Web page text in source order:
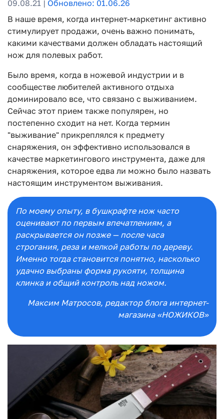
09.08.21 | Обновлено: 01.06.26
В наше время, когда интернет-маркетинг активно
стимулирует продажи, очень важно понимать,
какими качествами должен обладать настоящий
нож для полевых работ.
Было время, когда в ножевой индустрии и в
сообществе любителей активного отдыха
доминировало все, что связано с выживанием.
Сейчас этот прием также популярен, но
постепенно сходит на нет. Когда термин
"выживание" прикреплялся к предмету
снаряжения, он эффективно использовался в
качестве маркетингового инструмента, даже для
снаряжения, которое едва ли можно было назвать
настоящим инструментом выживания.
По моему опыту, в бушкрафте нож часто
оценивают по первым впечатлениям, а
раскрывается он позже — после часа
строгания, реза и мелкой работы по дереву.
Именно тогда становится понятно, насколько
удачно выбраны форма рукояти, толщина
клинка и общий контроль над ножом.
Максим Матросов, редактор блога интернет-
магазина «НОЖИКОВ»